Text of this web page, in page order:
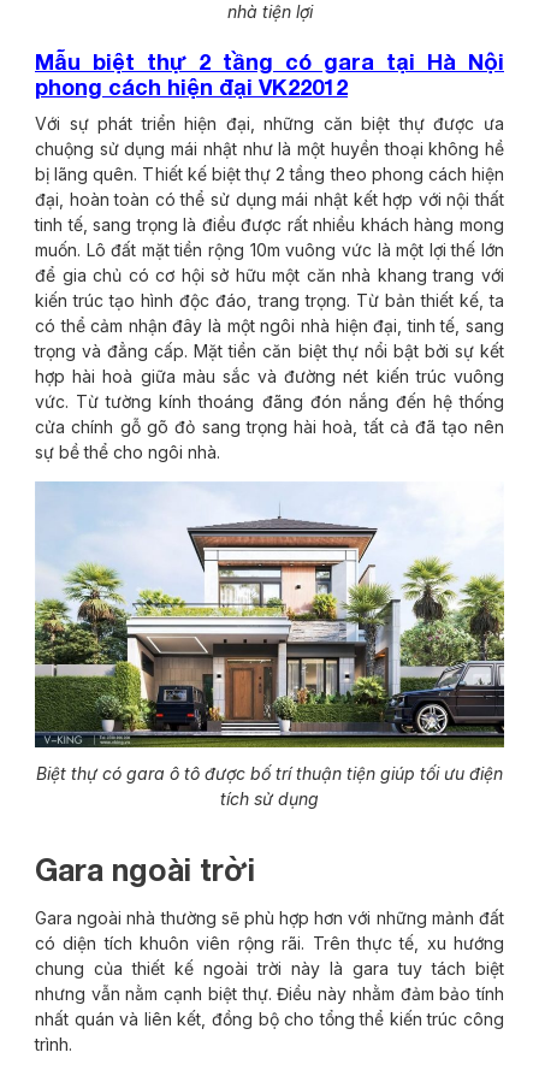
nhà tiện lợi
Mẫu biệt thự 2 tầng có gara tại Hà Nội
phong cách hiện đại VK22012
Với sự phát triển hiện đại, những căn biệt thự được ưa
chuộng sử dụng mái nhật như là một huyền thoại không hề
bị lãng quên. Thiết kế biệt thự 2 tầng theo phong cách hiện
đại, hoàn toàn có thể sử dụng mái nhật kết hợp với nội thất
tinh tế, sang trọng là điều được rất nhiều khách hàng mong
muốn. Lô đất mặt tiền rộng 10m vuông vức là một lợi thế lớn
để gia chủ có cơ hội sở hữu một căn nhà khang trang với
kiến trúc tạo hình độc đáo, trang trọng. Từ bản thiết kế, ta
có thể cảm nhận đây là một ngôi nhà hiện đại, tinh tế, sang
trọng và đẳng cấp. Mặt tiền căn biệt thự nổi bật bởi sự kết
hợp hài hoà giữa màu sắc và đường nét kiến trúc vuông
vức. Từ tường kính thoáng đãng đón nắng đến hệ thống
cửa chính gỗ gõ đỏ sang trọng hài hoà, tất cả đã tạo nên
sự bề thể cho ngôi nhà.
Biệt thự có gara ô tô được bố trí thuận tiện giúp tối ưu điện
tích sử dụng
Gara ngoài trời
Gara ngoài nhà thường sẽ phù hợp hơn với những mảnh đất
có diện tích khuôn viên rộng rãi. Trên thực tế, xu hướng
chung của thiết kế ngoài trời này là gara tuy tách biệt
nhưng vẫn nằm cạnh biệt thự. Điều này nhằm đảm bảo tính
nhất quán và liên kết, đồng bộ cho tổng thể kiến trúc công
trình.